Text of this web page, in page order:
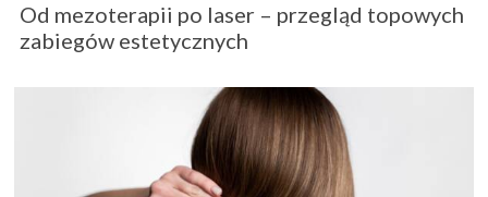
Od mezoterapii po laser – przegląd topowych
zabiegów estetycznych